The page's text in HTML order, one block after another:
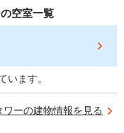
空室一覧
います。
ーの建物情報を見る